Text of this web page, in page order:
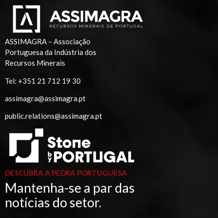
ASSIMAGRA – Associação
Portuguesa da Indústria dos
Recursos Minerais
Tel: +351 21 712 19 30
assimagra@assimagra.pt
public.relations@assimagra.pt
DESCUBRA A PEDRA PORTUGUESA
Mantenha-se a par das
notícias do setor.